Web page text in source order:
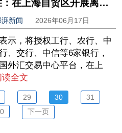
潘功胜：在上海自贸区开展离岸人民币外汇交易试点
湃新闻 2026年06月17日
示，将授权工行、农行、中
、交行、中信等6家银行，
外汇交易中心平台，在上
读全文
29 30
31
下一页